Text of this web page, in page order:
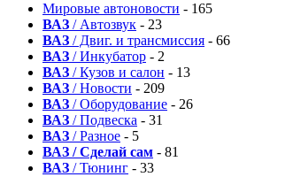
Мировые автоновости - 165
ВАЗ / Автозвук - 23
ВАЗ / Двиг. и трансмиссия - 66
ВАЗ / Инкубатор - 2
ВАЗ / Кузов и салон - 13
ВАЗ / Новости - 209
ВАЗ / Оборудование - 26
ВАЗ / Подвеска - 31
ВАЗ / Разное - 5
ВАЗ / Сделай сам - 81
ВАЗ / Тюнинг - 33